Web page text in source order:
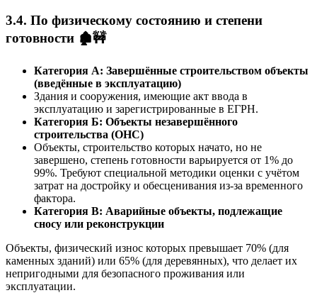
3.4. По физическому состоянию и степени
готовности 🏚️🚧
Категория А: Завершённые строительством объекты
(введённые в эксплуатацию)
Здания и сооружения, имеющие акт ввода в
эксплуатацию и зарегистрированные в ЕГРН.
Категория Б: Объекты незавершённого
строительства (ОНС)
Объекты, строительство которых начато, но не
завершено, степень готовности варьируется от 1% до
99%. Требуют специальной методики оценки с учётом
затрат на достройку и обесценивания из-за временного
фактора.
Категория В: Аварийные объекты, подлежащие
сносу или реконструкции
Объекты, физический износ которых превышает 70% (для
каменных зданий) или 65% (для деревянных), что делает их
непригодными для безопасного проживания или
эксплуатации.